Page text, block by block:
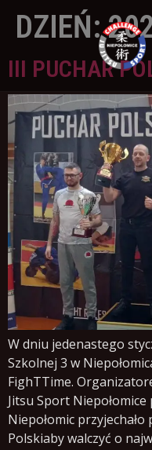
DZIEŃ:
III PUCHAR
W dniu jedenastego
Szkolnej 3 w
FighTTime.
Jitsu Sport
Niepołomic
Polskiaby walczyć o